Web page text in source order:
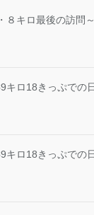
８キロ最後の訪問
キロ18きっぷでの
キロ18きっぷでの